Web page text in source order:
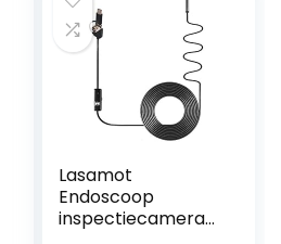
Lasamot
Endoscoop
inspectiecamera